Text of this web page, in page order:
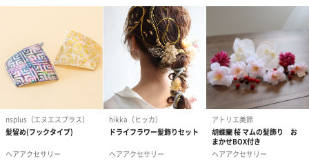
商品詳細情報
サイズ
約50×135mm
ステンレス